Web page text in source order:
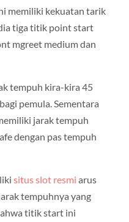
memiliki kekuatan tarik
tiga titik point start
mgreet medium dan
tempuh kira-kira 45
pemula. Sementara
jarak tempuh
dengan pas tempuh
situs slot resmi arus
tempuhnya yang
titik start ini